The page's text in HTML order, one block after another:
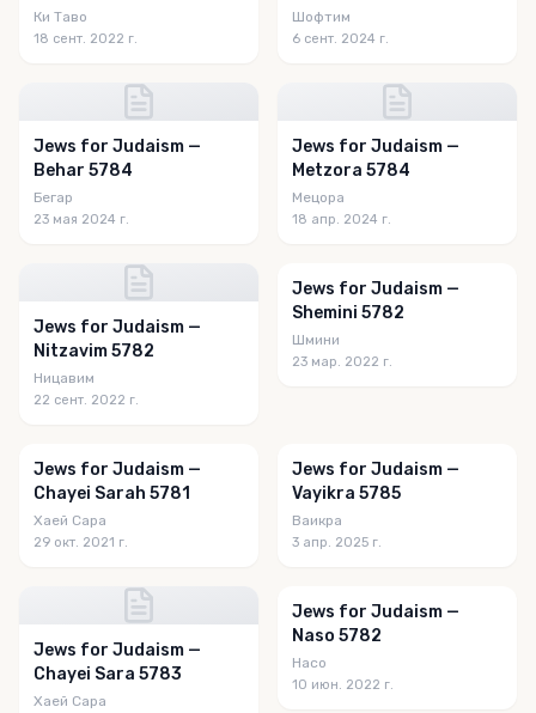
Ки Таво
18 сент. 2022 г.
Шофтим
6 сент. 2024 г.
Jews for Judaism —
Behar 5784
Бегар
23 мая 2024 г.
Jews for Judaism —
Metzora 5784
Мецора
18 апр. 2024 г.
Jews for Judaism —
Nitzavim 5782
Ницавим
22 сент. 2022 г.
Jews for Judaism —
Shemini 5782
Шмини
23 мар. 2022 г.
Jews for Judaism —
Chayei Sarah 5781
Хаей Сара
29 окт. 2021 г.
Jews for Judaism —
Vayikra 5785
Ваикра
3 апр. 2025 г.
Jews for Judaism —
Chayei Sara 5783
Хаей Сара
Jews for Judaism —
Naso 5782
Насо
10 июн. 2022 г.